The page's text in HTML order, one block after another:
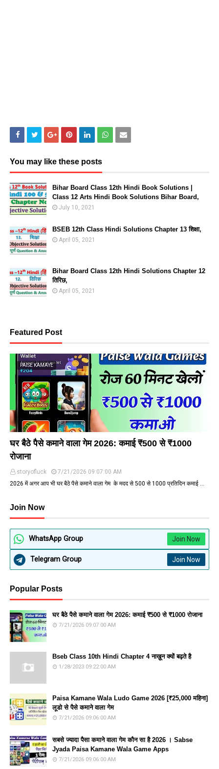
You may like these posts
Bihar Board Class 12th Hindi Book Solutions |
Class 12 Arts Hindi Book Solutions Bihar Board,
July 10, 2021
BSEB 12th Class Hindi Solutions Chapter 13 शिक्षा,
April 05, 2021
Bihar Board Class 12th Hindi Solutions Chapter 12
तिरिछ,
April 05, 2021
Featured Post
PAISE KAMAYE
घर बैठे पैसे कमाने वाला गेम 2026: कमाई ₹500 से ₹1000
रोजाना
storyofluck
7/21/2026 09:07:00 AM
2026 में अगर आप भी घर बैठे पैसे कमाने वाला गेम के मदद से ₹500 से ₹1000 प्रतिदिन कमाई …
Join Now
WhatsApp Group Join Now
Telegram Group Join Now
Popular Posts
घर बैठे पैसे कमाने वाला गेम 2026: कमाई ₹500 से ₹1000 रोजाना
7/21/2026 09:07:00 AM
Bseb Class 10th Hindi Chapter 4 नाख़ून क्यों बढ़ते है
1/28/2023 09:22:00 AM
Paisa Kamane Wala Ludo Game 2026 [₹25,000 महिना]
लूडो से पैसे कमाने वाला गेम
7/21/2026 09:06:00 AM
सबसे ज्यादा पैसा कमाने वाला गेम कौन सा है 2026 । Sabse
Jyada Paisa Kamane Wala Game Apps
7/21/2026 09:06:00 AM